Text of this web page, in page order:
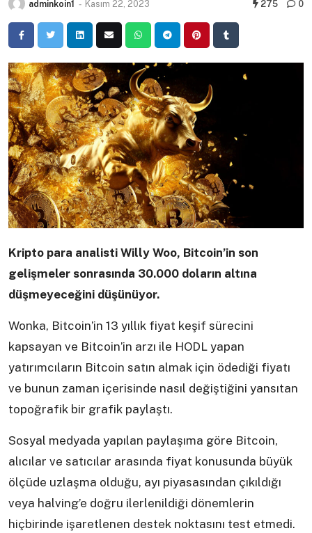
adminkoin1 - Kasım 22, 2023 275 0
Kripto para analisti Willy Woo, Bitcoin’in son
gelişmeler sonrasında 30.000 doların altına
düşmeyeceğini düşünüyor.
Wonka, Bitcoin’in 13 yıllık fiyat keşif sürecini
kapsayan ve Bitcoin’in arzı ile HODL yapan
yatırımcıların Bitcoin satın almak için ödediği fiyatı
ve bunun zaman içerisinde nasıl değiştiğini yansıtan
topoğrafik bir grafik paylaştı.
Sosyal medyada yapılan paylaşıma göre Bitcoin,
alıcılar ve satıcılar arasında fiyat konusunda büyük
ölçüde uzlaşma olduğu, ayı piyasasından çıkıldığı
veya halving’e doğru ilerlenildiği dönemlerin
hiçbirinde işaretlenen destek noktasını test etmedi.